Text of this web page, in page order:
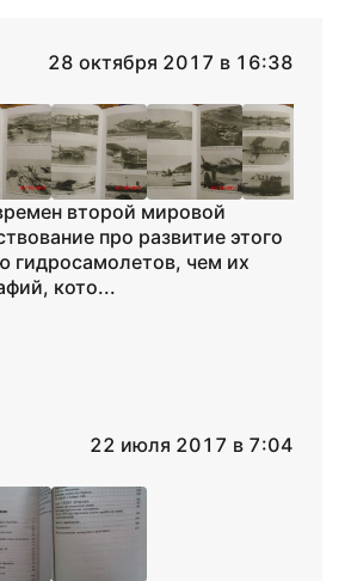
28 октября 2017 в 16:38
второй мировой
про развитие этого
гидросамолетов, чем их
кото...
22 июля 2017 в 7:04